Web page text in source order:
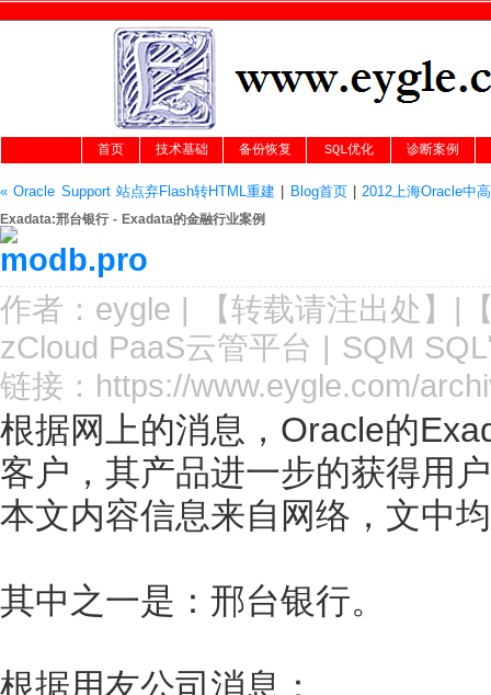
首页 技术基础 备份恢复 SQL优化 诊断案例
« Oracle Support 站点弃Flash转HTML重建 Blog首页|2012上海Oracle中
Exadata:邢台银行 - Exadata的金融行业案例
作者： eygle | 【转载请注出处 】|
zCloud PaaS云管平台 | SQM
链接： https://www.eygle.com/
根据网上的消息，Oracle的
客户，其产品进一步的获得用
本文内容信息来自网络，文中
其中之一是：邢台银行。
根据用友公司消息：